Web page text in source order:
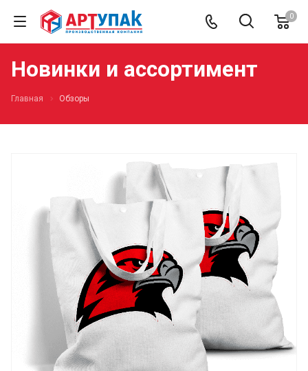
0
Новинки и ассортимент
Главная Обзоры